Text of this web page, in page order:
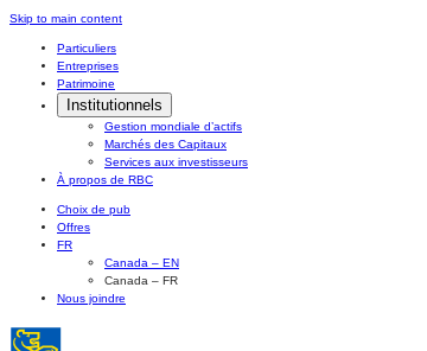
Skip
content
Skip to main content
Particuliers
Entreprises
Patrimoine
Institutionnels
Gestion mondiale d’actifs
Marchés des Capitaux
Services aux investisseurs
À propos de RBC
Choix de pub
Offres
FR
Canada – EN
Canada – FR
Nous joindre